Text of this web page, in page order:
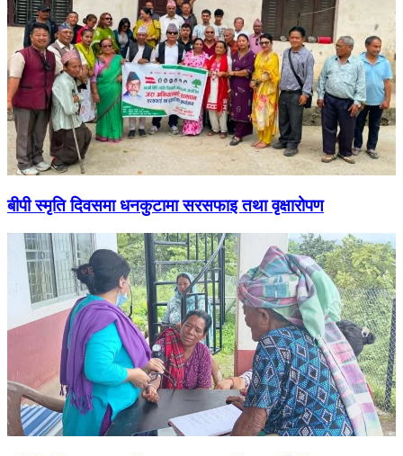
बीपी स्मृति दिवसमा धनकुटामा सरसफाइ तथा वृक्षारोपण